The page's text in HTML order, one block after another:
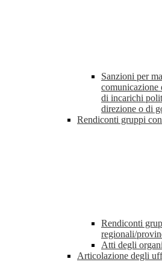
Sanzioni per
comunicazione
di incarichi
direzione o di
Rendiconti gruppi
Rendiconti
regionali/
Atti degli
Articolazione degli